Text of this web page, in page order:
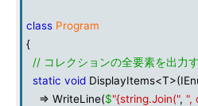
class Program
{
// コレクションの全要素を出力
static void
=> WriteLine($"{string.Join(", ",